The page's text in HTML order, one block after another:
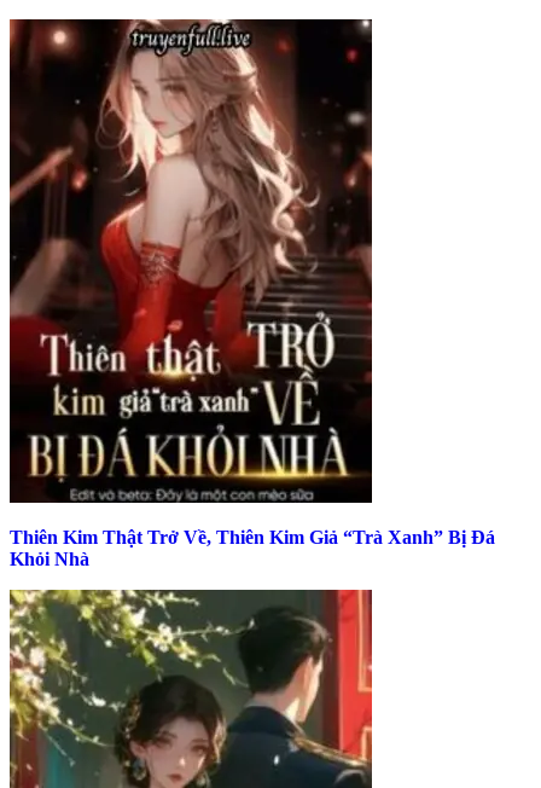
Thiên Kim Thật Trở Về, Thiên Kim Giả “Trà Xanh” Bị Đá
Khỏi Nhà